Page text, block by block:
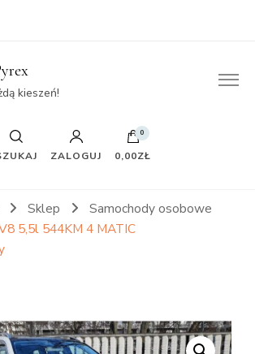
kieszeń!
ZALOGUJ
0
0,00ZŁ
Sklep
Samochody osobowe
5,5l 544KM 4 MATIC